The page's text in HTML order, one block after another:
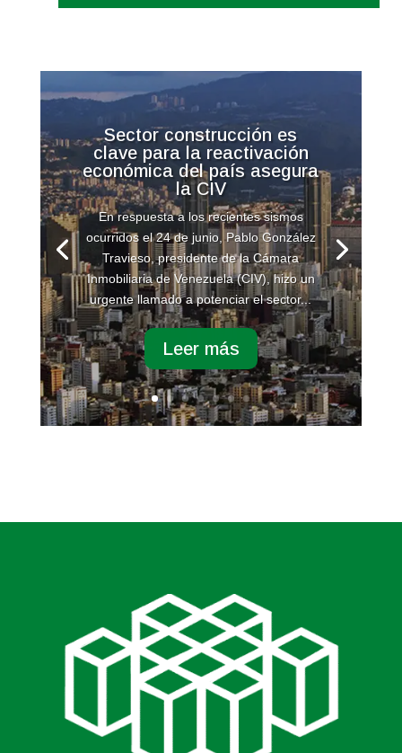
Sector construcción es
clave para la reactivación
económica del país asegura
la CIV
En respuesta a los recientes sismos
ocurridos el 24 de junio, Pablo González
Travieso, presidente de la Cámara
Inmobiliaria de Venezuela (CIV), hizo un
urgente llamado a potenciar el sector...
Leer más